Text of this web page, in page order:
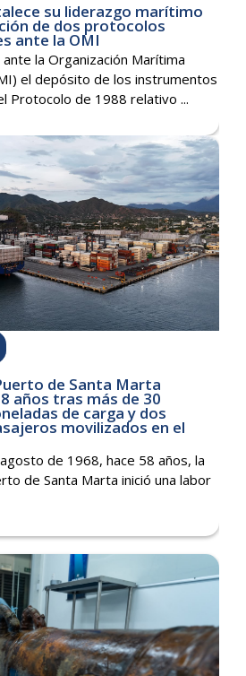
su liderazgo marítimo
de dos protocolos
ante la OMI
la Organización Marítima
el depósito de los instrumentos
Protocolo de 1988 relativo ...
de Santa Marta
años tras más de 30
de carga y dos
movilizados en el
de 1968, hace 58 años, la
de Santa Marta inició una labor